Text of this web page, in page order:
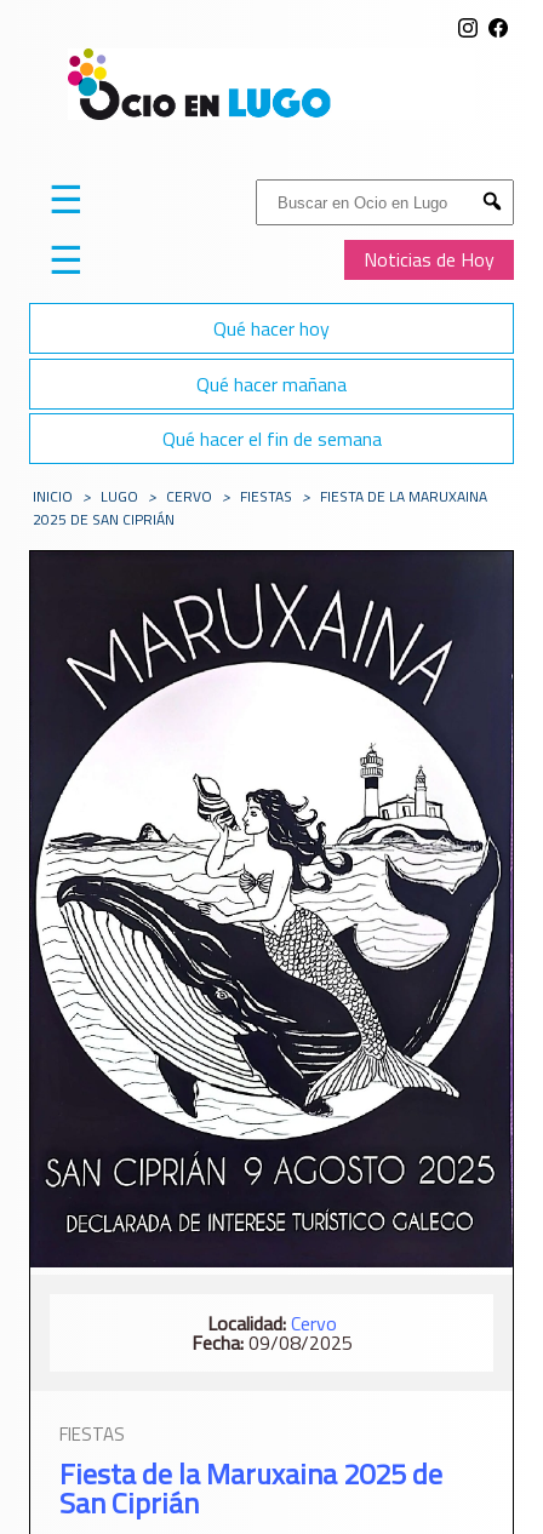
Buscar:
Submit
Noticias de Hoy
☰
☰
Qué hacer hoy
Qué hacer mañana
Qué hacer el fin de semana
INICIO > LUGO > CERVO > FIESTAS > FIESTA DE LA MARUXAINA
2025 DE SAN CIPRIÁN
Localidad:Cervo
Fecha:09/08/2025
FIESTAS
Fiesta de la Maruxaina 2025 de
San Ciprián